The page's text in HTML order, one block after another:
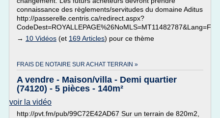
connaissance des règlements/servitudes du domaine Aditus
http://passerelle.centris.ca/redirect.aspx?
CodeDest=ROYALLEPAGE%26NoMLS=MT11482787&Lang=F
→ 10 Vidéos (et 169 Articles) pour ce thème
FRAIS DE NOTAIRE SUR ACHAT TERRAIN »
A vendre - Maison/villa - Demi quartier
(74120) - 5 pièces - 140m²
voir la vidéo
http://pvt.fm/pub/99C72E42AD67 Sur un terrain de 820m2,